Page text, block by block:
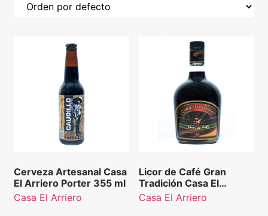
Cerveza Artesanal Casa
El Arriero Porter 355 ml
Casa El Arriero
Licor de Café Gran
Tradición Casa El
Arriero 375 ml
Casa El Arriero